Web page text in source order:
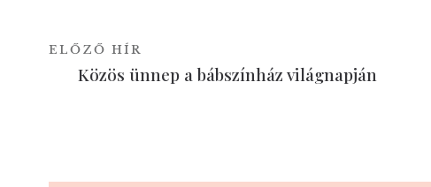
ELŐZŐ HÍR
Közös ünnep a bábszínház világnapján